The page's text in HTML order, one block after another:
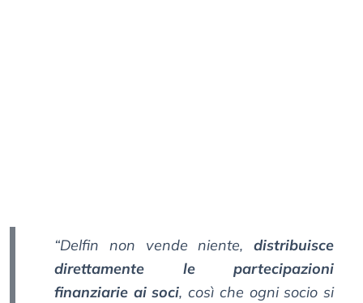
“Delfin non vende niente, distribuisce
direttamente le partecipazioni
finanziarie ai soci, così che ogni socio si